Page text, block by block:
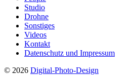
Studio
Drohne
Sonstiges
Videos
Kontakt
Datenschutz und Impressum
© 2026 Digital-Photo-Design